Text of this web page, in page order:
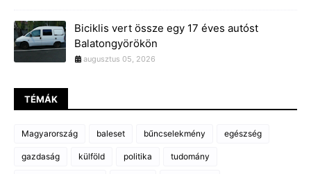
Biciklis vert össze egy 17 éves autóst
Balatongyörökön
augusztus 05, 2026
TÉMÁK
Magyarország baleset bűncselekmény egészség
gazdaság külföld politika tudomány